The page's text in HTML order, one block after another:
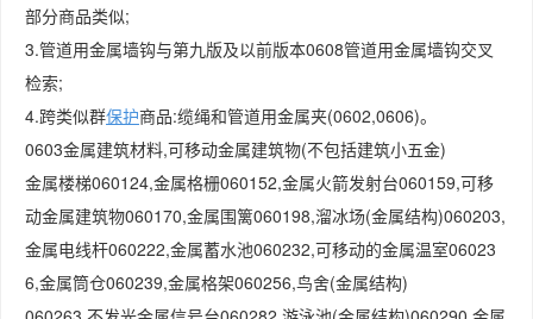
部分商品类似;
3.管道用金属墙钩与第九版及以前版本0608管道用金属墙钩交叉
检索;
4.跨类似群保护商品:缆绳和管道用金属夹(0602,0606)。
0603金属建筑材料,可移动金属建筑物(不包括建筑小五金)
金属楼梯060124,金属格栅060152,金属火箭发射台060159,可移
动金属建筑物060170,金属围篱060198,溜冰场(金属结构)060203,
金属电线杆060222,金属蓄水池060232,可移动的金属温室06023
6,金属筒仓060239,金属格架060256,鸟舍(金属结构)